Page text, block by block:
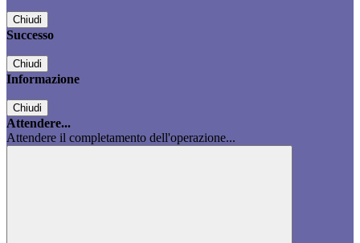
Chiudi
Successo
Chiudi
Informazione
Chiudi
Attendere...
Attendere il completamento dell'operazione...